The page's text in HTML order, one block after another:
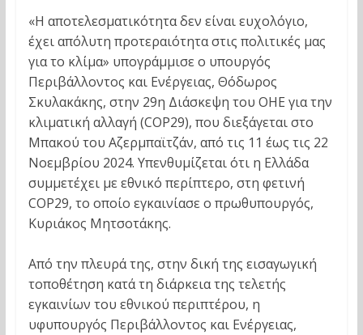
«Η αποτελεσματικότητα δεν είναι ευχολόγιο,
έχει απόλυτη προτεραιότητα στις πολιτικές μας
για το κλίμα» υπογράμμισε ο υπουργός
Περιβάλλοντος και Ενέργειας, Θόδωρος
Σκυλακάκης, στην 29η Διάσκεψη του ΟΗΕ για την
κλιματική αλλαγή (COP29), που διεξάγεται στο
Μπακού του Αζερμπαϊτζάν, από τις 11 έως τις 22
Νοεμβρίου 2024. Υπενθυμίζεται ότι η Ελλάδα
συμμετέχει με εθνικό περίπτερο, στη φετινή
COP29, το οποίο εγκαινίασε ο πρωθυπουργός,
Κυριάκος Μητσοτάκης.
Από την πλευρά της, στην δική της εισαγωγική
τοποθέτηση κατά τη διάρκεια της τελετής
εγκαινίων του εθνικού περιπτέρου, η
υφυπουργός Περιβάλλοντος και Ενέργειας,